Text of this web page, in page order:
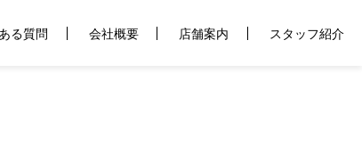
る質問 会社概要 店舗案内 スタッフ紹介
tag.php on line